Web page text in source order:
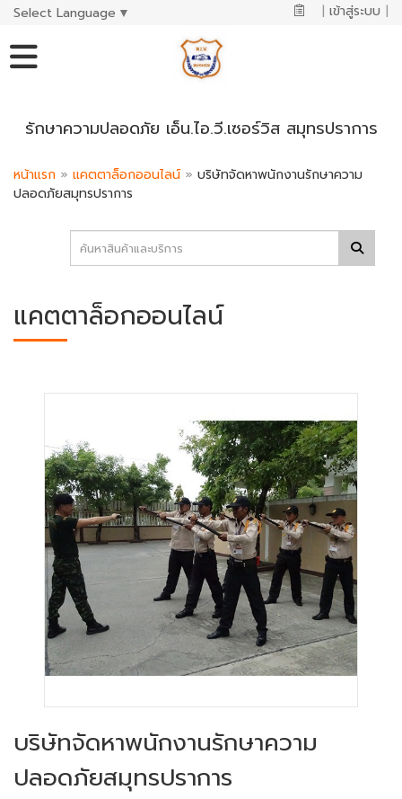
Select Language ▼ | เข้าสู่ระบบ |
รักษาความปลอดภัย เอ็น.ไอ.วี.เซอร์วิส สมุทรปราการ
หน้าแรก » แคตตาล็อกออนไลน์ » บริษัทจัดหาพนักงานรักษาความ
ปลอดภัยสมุทรปราการ
แคตตาล็อกออนไลน์
บริษัทจัดหาพนักงานรักษาความ
ปลอดภัยสมุทรปราการ